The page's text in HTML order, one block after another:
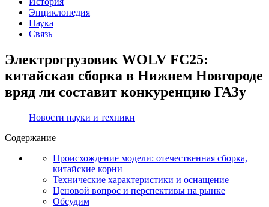
Энциклопедия
Наука
Связь
Электрогрузовик WOLV FC25:
китайская сборка в Нижнем Новгороде
вряд ли составит конкуренцию ГАЗу
Новости науки и техники
Содержание
Происхождение модели: отечественная сборка,
китайские корни
Технические характеристики и оснащение
Ценовой вопрос и перспективы на рынке
Обсудим